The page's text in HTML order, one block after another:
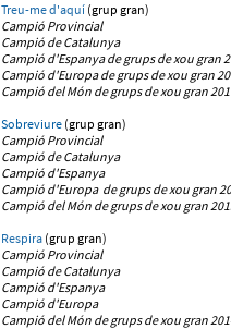
Treu-me d'aquí(grup gran)
Campió Provincial
Campió de Catalunya
Campió d'Espanya de grups de xou gran
Campió d'Europa de grups de xou gran
Campió del Món de grups de xou gran
Sobreviure(grup gran)
Campió Provincial
Campió de Catalunya
Campió d'Espanya
Campió d'Europa de grups de xou gran
Campió del Món de grups de xou gran
Respira(grup gran)
Campió Provincial
Campió de Catalunya
Campió d'Espanya
Campió d'Europa
Campió del Món de grups de xou gran